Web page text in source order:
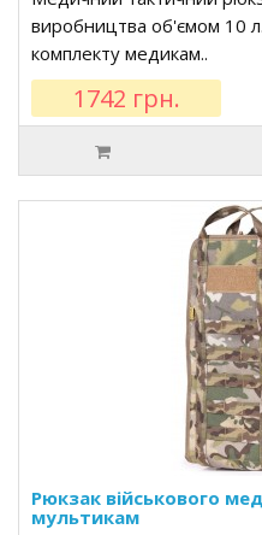
виробництва об'ємом 10
комплекту медикам..
1742 грн.
Рюкзак військового
мультикам